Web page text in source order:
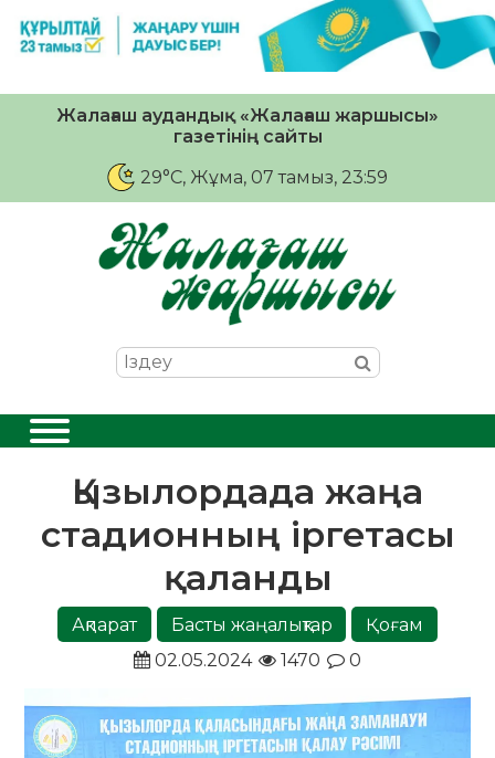
Жалағаш аудандық «Жалағаш жаршысы»
газетінің сайты
29°C, Жұма, 07 тамыз, 23:59
Қызылордада жаңа
стадионның іргетасы
қаланды
Ақпарат Басты жаңалықтар
Қоғам
02.05.2024
1470 0